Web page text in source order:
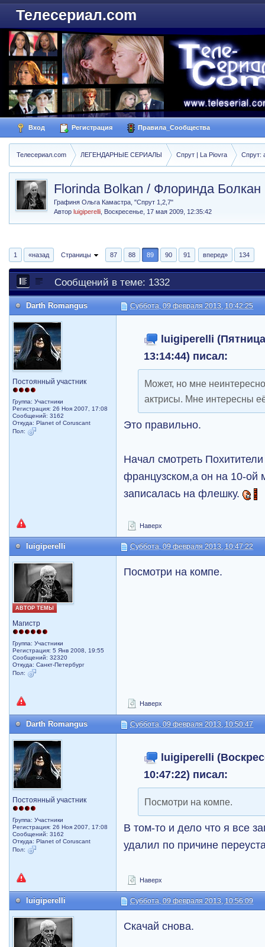
Телесериал.com
Вход Регистрация Правила_Сообщества
Телесериал.com ЛЕГЕНДАРНЫЕ СЕРИАЛЫ Спрут | La Piovra Спрут:
Florinda Bolkan / Флоринда Болкан
Графиня Ольга Камастра, "Спрут 1,2,7"
Авторluigiperelli Воскресенье, 17 мая 2009, 12:35:42
1 «назад Страницы 87 88 89 90 91 вперед» 134
Сообщений в теме: 1332
Darth Romangus Суббота, 09 февраля 2013, 10:42:25
Постоянный участник
Группа: Участники
Регистрация: 26 Ноя 2007, 17:08
Сообщений: 3162
Откуда: Planet of Coruscant
Пол:
luigiperelli
13:14:44) писал:
Может, но мне
актрисы. Мне интересны
Это правильно.
Начал смотреть
французском,а он на 10-ой
записалась на флешку.
Наверх
luigiperelli Суббота, 09 февраля 2013, 10:47:22
АВТОР ТЕМЫ
Магистр
Группа: Участники
Регистрация: 5 Янв 2008, 19:55
Сообщений: 32320
Откуда: Санкт-Петербург
Пол:
Посмотри на компе.
Наверх
Darth Romangus Суббота, 09 февраля 2013, 10:50:47
Постоянный участник
Группа: Участники
Регистрация: 26 Ноя 2007, 17:08
Сообщений: 3162
Откуда: Planet of Coruscant
Пол:
luigiperelli
10:47:22) писал:
Посмотри на компе.
В том-то и дело что я все
удалил по причине
Наверх
luigiperelli Суббота, 09 февраля 2013, 10:56:09
Скачай снова.